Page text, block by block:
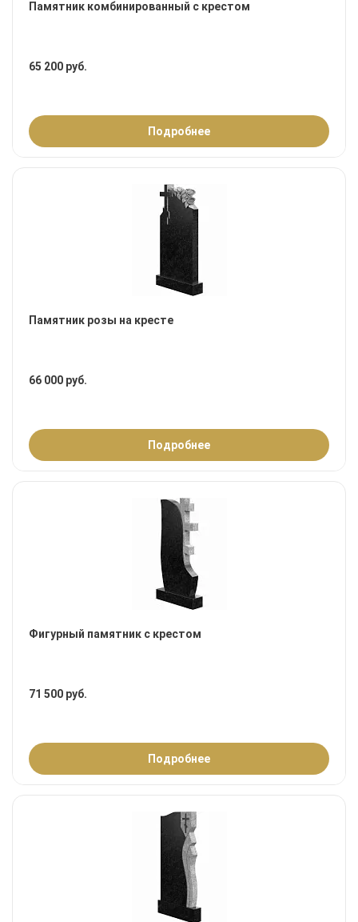
Памятник комбинированный с крестом
65 200 руб.
Подробнее
Памятник розы на кресте
66 000 руб.
Подробнее
Фигурный памятник с крестом
71 500 руб.
Подробнее